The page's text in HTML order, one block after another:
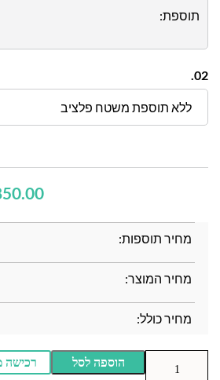
תוספת:
02.
ללא תוספת משטח פלציב
מחיר תוספות:
מחיר המוצר:
מחיר כולל:
הוספה לסל רכישה